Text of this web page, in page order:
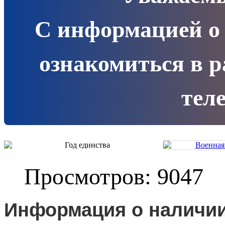
С информацией о
ознакомиться в
Просмотров: 9047
Информация о